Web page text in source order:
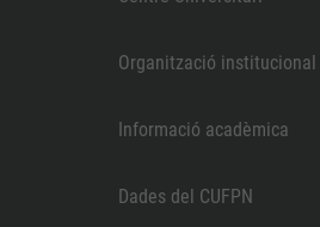
Organització institucional
Informació acadèmica
Dades del CUFPN